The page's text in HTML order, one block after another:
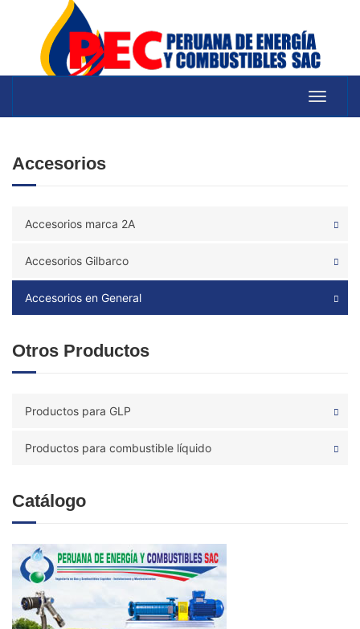
Toggle
Accesorios
Accesorios marca 2A
Accesorios Gilbarco
Accesorios en General
Otros Productos
Productos para GLP
Productos para combustible líquido
Catálogo